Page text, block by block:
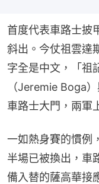
首度代表車路士披
斜出。今仗祖雲達
字全是中文，「祖
（Jeremie Boga
車路士大門，兩軍
一如熱身賽的慣例
半場已被換出，車
備入替的薩高華接